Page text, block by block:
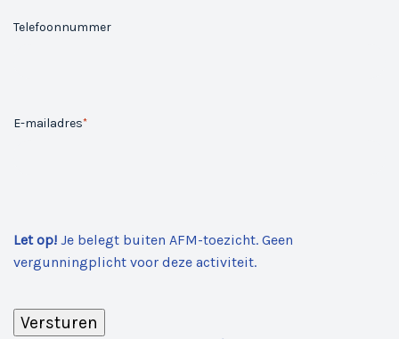
Telefoonnummer
E-mailadres*
Let op! Je belegt buiten AFM-toezicht. Geen
vergunningplicht voor deze activiteit.